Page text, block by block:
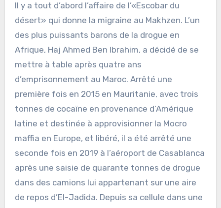
Il y a tout d’abord l’affaire de l’«Escobar du
désert» qui donne la migraine au Makhzen. L’un
des plus puissants barons de la drogue en
Afrique, Haj Ahmed Ben Ibrahim, a décidé de se
mettre à table après quatre ans
d’emprisonnement au Maroc. Arrêté une
première fois en 2015 en Mauritanie, avec trois
tonnes de cocaïne en provenance d’Amérique
latine et destinée à approvisionner la Mocro
maffia en Europe, et libéré, il a été arrêté une
seconde fois en 2019 à l’aéroport de Casablanca
après une saisie de quarante tonnes de drogue
dans des camions lui appartenant sur une aire
de repos d’El-Jadida. Depuis sa cellule dans une